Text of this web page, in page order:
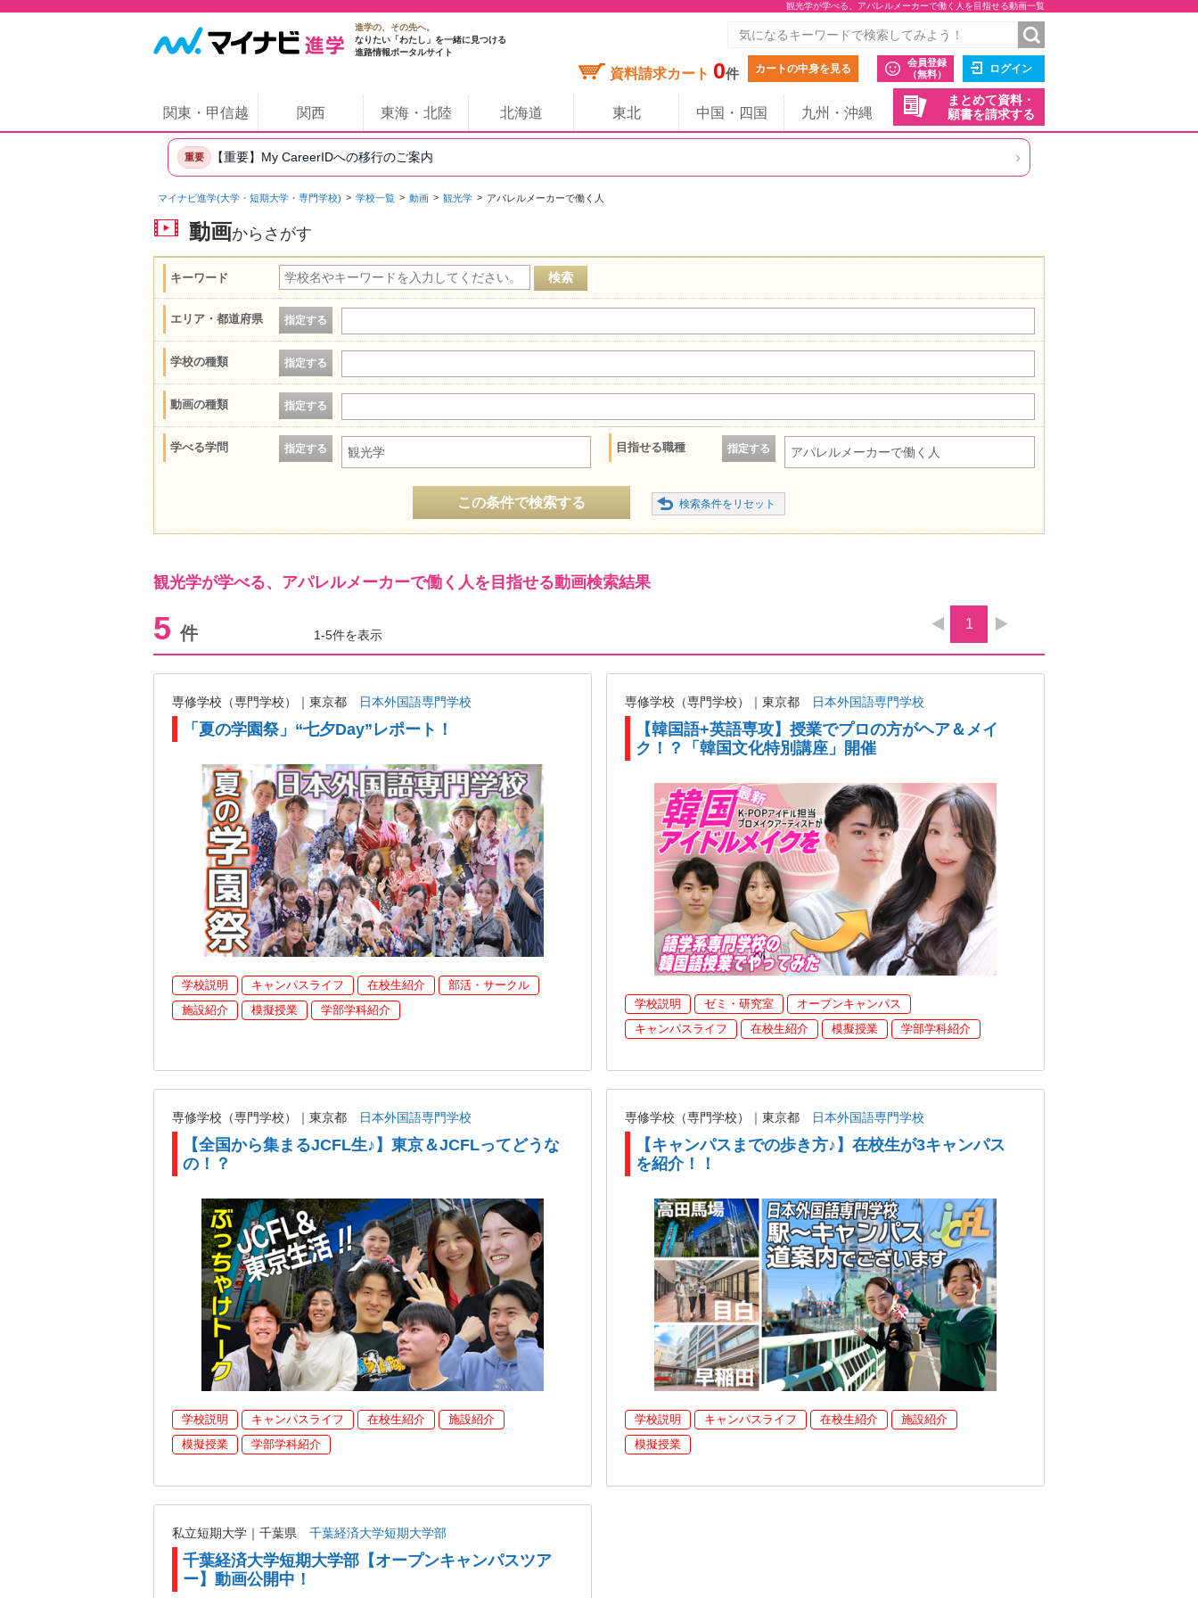
観光学が学べる、アパレルメーカーで働く人を目指せる動画一覧
進学の、その先へ。
なりたい「わたし」を一緒に見つける
進路情報ポータルサイト
資料請求カート 0件 カートの中身を見る
会員登録
（無料）
ログイン
まとめて資料・
願書を請求する
関東・甲信越 関西 東海・北陸 北海道 東北 中国・四国 九州・沖縄
重要 【重要】My CareerIDへの移行のご案内 ›
マイナビ進学(大学・短期大学・専門学校) 学校一覧 動画 観光学 アパレルメーカーで働く人
動画からさがす
キーワード
エリア・都道府県 指定する
学校の種類 指定する
動画の種類 指定する
学べる学問 指定する 観光学 目指せる職種 指定する アパレルメーカーで働く人
この条件で検索する
観光学が学べる、アパレルメーカーで働く人を目指せる動画検索結果
5 件 1-5件を表示
1
専修学校（専門学校）｜東京都 日本外国語専門学校
「夏の学園祭」“七夕Day”レポート！
学校説明 キャンパスライフ 在校生紹介
部活・サークル
施設紹介
模擬授業 学部学科紹介
専修学校（専門学校）｜東京都 日本外国語専門学校
【韓国語+英語専攻】授業でプロの方がヘア＆メイ
ク！？「韓国文化特別講座」開催
学校説明 ゼミ・研究室
オープンキャンパス
キャンパスライフ
在校生紹介 模擬授業 学部学科紹介
専修学校（専門学校）｜東京都 日本外国語専門学校
【全国から集まるJCFL生♪】東京＆JCFLってどうな
の！？
学校説明 キャンパスライフ 在校生紹介
施設紹介
模擬授業
学部学科紹介
専修学校（専門学校）｜東京都 日本外国語専門学校
【キャンパスまでの歩き方♪】在校生が3キャンパス
を紹介！！
学校説明 キャンパスライフ 在校生紹介
施設紹介
模擬授業
私立短期大学｜千葉県 千葉経済大学短期大学部
千葉経済大学短期大学部【オープンキャンパスツア
ー】動画公開中！